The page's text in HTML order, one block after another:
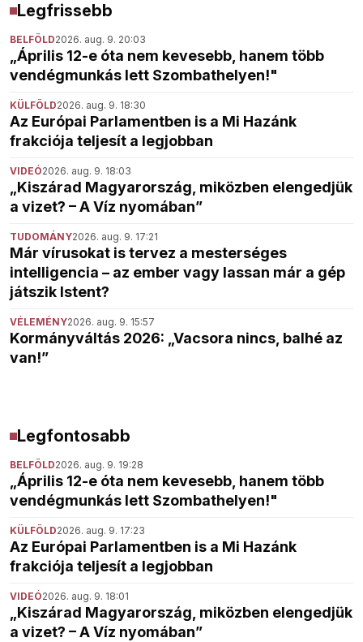
Legfrissebb
BELFÖLD2026. aug. 9. 20:03
„Április 12-e óta nem kevesebb, hanem több
vendégmunkás lett Szombathelyen!"
KÜLFÖLD2026. aug. 9. 18:30
Az Európai Parlamentben is a Mi Hazánk
frakciója teljesít a legjobban
VIDEÓ2026. aug. 9. 18:03
„Kiszárad Magyarország, miközben elengedjük
a vizet? – A Víz nyomában”
TUDOMÁNY2026. aug. 9. 17:21
Már vírusokat is tervez a mesterséges
intelligencia – az ember vagy lassan már a gép
játszik Istent?
VÉLEMÉNY2026. aug. 9. 15:57
Kormányváltás 2026: „Vacsora nincs, balhé az
van!”
Legfontosabb
BELFÖLD2026. aug. 9. 19:28
„Április 12-e óta nem kevesebb, hanem több
vendégmunkás lett Szombathelyen!"
KÜLFÖLD2026. aug. 9. 17:23
Az Európai Parlamentben is a Mi Hazánk
frakciója teljesít a legjobban
VIDEÓ2026. aug. 9. 18:01
„Kiszárad Magyarország, miközben elengedjük
a vizet? – A Víz nyomában”